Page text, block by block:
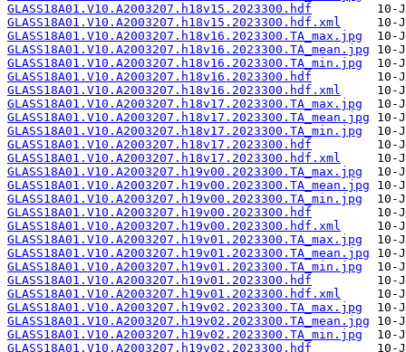
GLASS18A01.V10.A2003207.h18v15.2023300.hdf
GLASS18A01.V10.A2003207.h18v15.2023300.hdf.xml
GLASS18A01.V10.A2003207.h18v16.2023300.TA_max.jpg
GLASS18A01.V10.A2003207.h18v16.2023300.TA_mean.jpg
GLASS18A01.V10.A2003207.h18v16.2023300.TA_min.jpg
GLASS18A01.V10.A2003207.h18v16.2023300.hdf
GLASS18A01.V10.A2003207.h18v16.2023300.hdf.xml
GLASS18A01.V10.A2003207.h18v17.2023300.TA_max.jpg
GLASS18A01.V10.A2003207.h18v17.2023300.TA_mean.jpg
GLASS18A01.V10.A2003207.h18v17.2023300.TA_min.jpg
GLASS18A01.V10.A2003207.h18v17.2023300.hdf
GLASS18A01.V10.A2003207.h18v17.2023300.hdf.xml
GLASS18A01.V10.A2003207.h19v00.2023300.TA_max.jpg
GLASS18A01.V10.A2003207.h19v00.2023300.TA_mean.jpg
GLASS18A01.V10.A2003207.h19v00.2023300.TA_min.jpg
GLASS18A01.V10.A2003207.h19v00.2023300.hdf
GLASS18A01.V10.A2003207.h19v00.2023300.hdf.xml
GLASS18A01.V10.A2003207.h19v01.2023300.TA_max.jpg
GLASS18A01.V10.A2003207.h19v01.2023300.TA_mean.jpg
GLASS18A01.V10.A2003207.h19v01.2023300.TA_min.jpg
GLASS18A01.V10.A2003207.h19v01.2023300.hdf
GLASS18A01.V10.A2003207.h19v01.2023300.hdf.xml
GLASS18A01.V10.A2003207.h19v02.2023300.TA_max.jpg
GLASS18A01.V10.A2003207.h19v02.2023300.TA_mean.jpg
GLASS18A01.V10.A2003207.h19v02.2023300.TA_min.jpg
GLASS18A01.V10.A2003207.h19v02.2023300.hdf